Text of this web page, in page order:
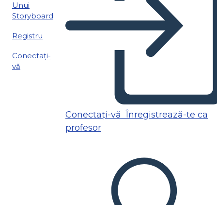
Unui
Storyboard
Registru
Conectați-
vă
Conectați-vă Înregistrează-te ca
profesor